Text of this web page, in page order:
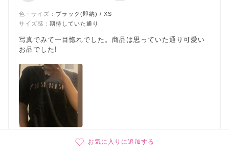
色・サイズ： ブラック(即納) / XS
サイズ感： 期待していた通り
写真でみて一目惚れでした。商品は思っていた通り可愛い
お品でした!
出典URL：
お気に入りに追加する